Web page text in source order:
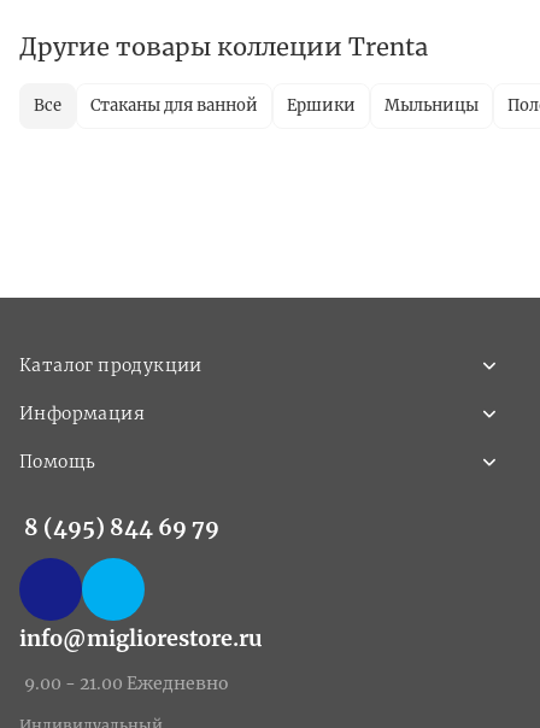
Другие товары коллеции Trenta
Все Стаканы для ванной Ершики Мыльницы
Каталог продукции
Информация
Помощь
8 (495) 844 69 79
info@migliorestore.ru
9.00 - 21.00 Ежедневно